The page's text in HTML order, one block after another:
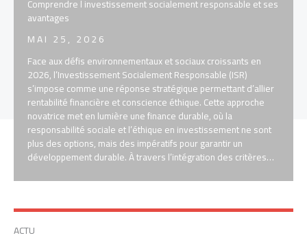
Comprendre l investissement socialement responsable et ses
avantages
MAI 25, 2026
Face aux défis environnementaux et sociaux croissants en
2026, l’Investissement Socialement Responsable (ISR)
s’impose comme une réponse stratégique permettant d’allier
rentabilité financière et conscience éthique. Cette approche
novatrice met en lumière une finance durable, où la
responsabilité sociale et l’éthique en investissement ne sont
plus des options, mais des impératifs pour garantir un
développement durable. À travers l’intégration des critères…
ACTU